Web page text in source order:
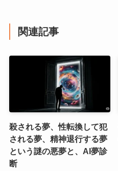
関連記事
殺される夢、性転換して犯
される夢、精神退行する夢
という謎の悪夢と、AI夢診
断